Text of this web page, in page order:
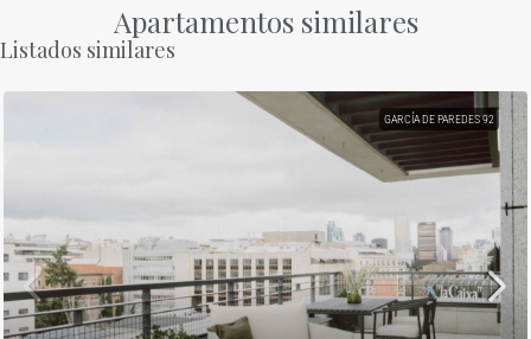
Apartamentos similares
Listados similares
GARCÍA DE PAREDES 92